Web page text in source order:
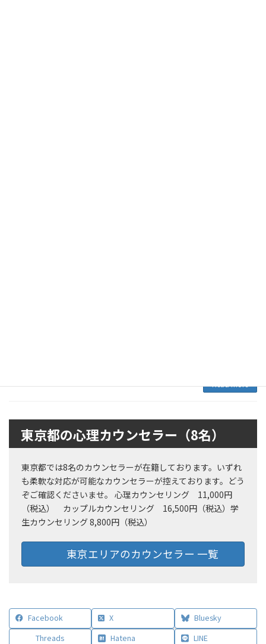
Read more
東京都の心理カウンセラー（8名）
東京都では8名のカウンセラーが在籍しております。いずれ
も柔軟な対応が可能なカウンセラーが控えております。どう
ぞご確認くださいませ。 心理カウンセリング 11,000円
（税込） カップルカウンセリング 16,500円（税込）学
生カウンセリング 8,800円（税込）
東京エリアのカウンセラー 一覧
Facebook X
Bluesky
Threads
Hatena LINE